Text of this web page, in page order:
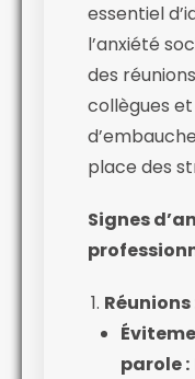
essentiel
l’anxiété
des
collègues
place des
Signes
Réunions
parole :